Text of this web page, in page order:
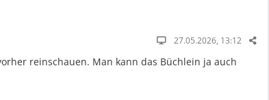
27.05.2026, 13:12
reinschauen. Man kann das Büchlein ja auch